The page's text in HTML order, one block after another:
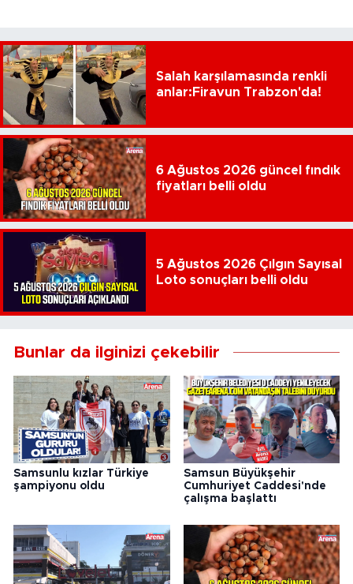
Salah karşılamasında renkli
anlar:Firavun Trabzon'da!
6 Ağustos 2026 güncel fındık
fiyatları belli oldu
5 Ağustos 2026 Çılgın Sayısal
Loto sonuçları belli oldu
Bunlar da ilginizi çekebilir
Samsunlu kızlar Türkiye
şampiyonu oldu
Samsun Büyükşehir
Cumhuriyet Caddesi'nde
çalışma başlattı